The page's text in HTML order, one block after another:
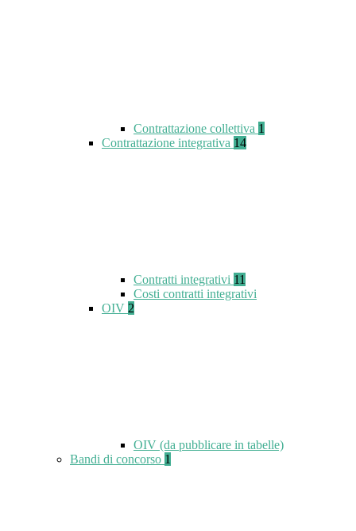
Contrattazione collettiva 1
Contrattazione integrativa 14
Contratti integrativi 11
Costi contratti integrativi
OIV 2
OIV (da pubblicare in tabelle)
Bandi di concorso 1